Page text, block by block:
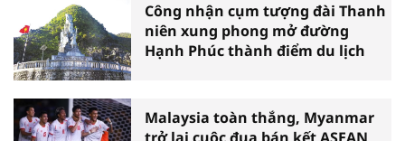
Công nhận cụm tượng đài Thanh
niên xung phong mở đường
Hạnh Phúc thành điểm du lịch
Malaysia toàn thắng, Myanmar